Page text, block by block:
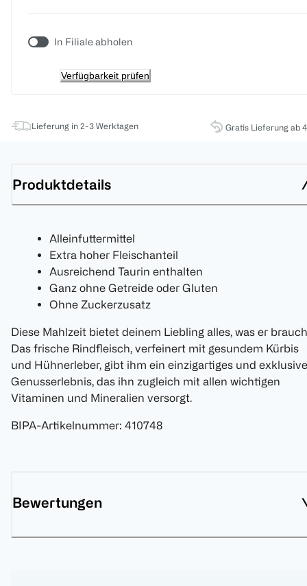
In Filiale abholen
Verfügbarkeit prüfen
Lieferung in 2-3 Werktagen Gratis Lieferung ab
Produktdetails
Alleinfuttermittel
Extra hoher Fleischanteil
Ausreichend Taurin enthalten
Ganz ohne Getreide oder Gluten
Ohne Zuckerzusatz
Diese Mahlzeit bietet deinem Liebling alles, was er
Das frische Rindfleisch, verfeinert mit gesundem Kürbis
und Hühnerleber, gibt ihm ein einzigartiges und
Genusserlebnis, das ihn zugleich mit allen wichtigen
Vitaminen und Mineralien versorgt.
BIPA-Artikelnummer: 410748
Bewertungen